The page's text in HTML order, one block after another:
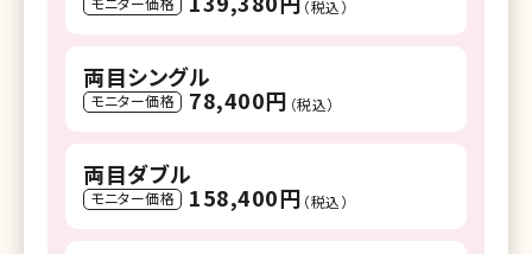
（税込）
両目シングル
モニター価格 78,400円 （税込）
両目ダブル
モニター価格 158,400円 （税込）